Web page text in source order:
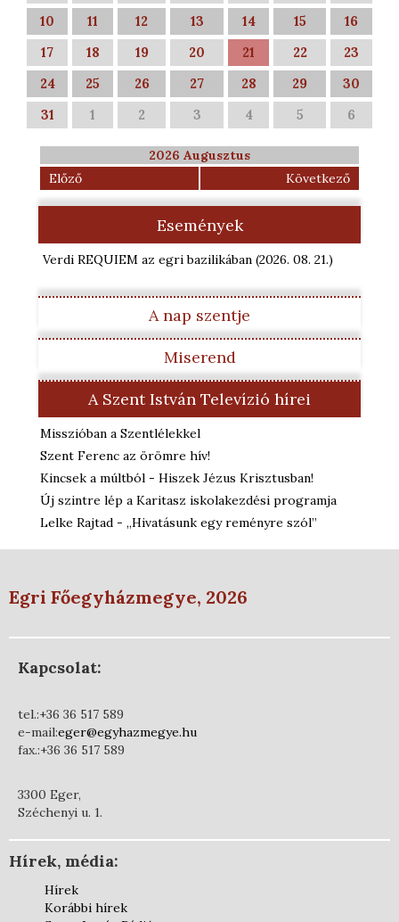
10
11 12 13 14 15
16
17
18 19 20 21 22
23
24
25 26 27 28 29
30
31
1 2 3 4 5 6
2026 Augusztus
Előző
Következő
Események
Verdi REQUIEM az egri bazilikában (2026. 08. 21.)
A nap szentje
Miserend
A Szent István Televízió hírei
Misszióban a Szentlélekkel
Szent Ferenc az örömre hív!
Kincsek a múltból - Hiszek Jézus Krisztusban!
Új szintre lép a Karitasz iskolakezdési programja
Lelke Rajtad - „Hivatásunk egy reményre szól”
Egri Főegyházmegye, 2026
Kapcsolat:
tel.:+36 36 517 589
e-mail:eger@egyhazmegye.hu
fax.:+36 36 517 589
3300 Eger,
Széchenyi u. 1.
Hírek, média:
Hírek
Korábbi hírek